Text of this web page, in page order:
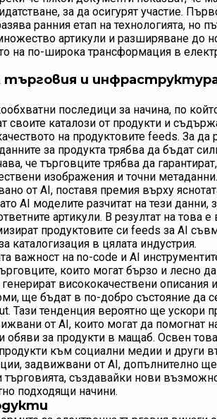
за да осигурят участие.
ранния етап на технологията, но
артикули и разширяване до
на по-широка трансформация в
и
последици за начина, по
своите каталози от продукти и
на продуктовите feeds. За да
за продукта трябва да бъдат
че търговците трябва да
изображения и точни метаданни.
от AI, поставя премия върху
AI моделите разчитат на тези данни,
артикули. В резултат на това
продуктовите си feeds за AI
в цялата индустрия.
важност на no-code и AI
които могат бързо и лесно да
висококачествени описания
ще бъдат в по-добро състояние да
Тази тенденция вероятно ще ускори
от AI, които могат да помогнат
обяви за продукти в мащаб. Освен
към социални медии и други
задвижвани от AI, допълнително
създавайки нови
подходящи начини.